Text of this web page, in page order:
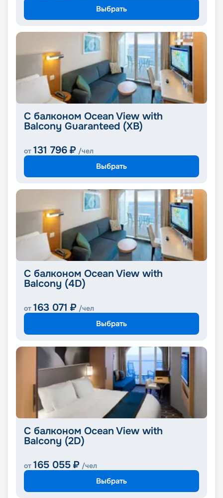
Выбрать
С балконом Ocean View with
Balcony Guaranteed (XB)
от 131 796 ₽ /чел
Выбрать
С балконом Ocean View with
Balcony (4D)
от 163 071 ₽ /чел
Выбрать
С балконом Ocean View with
Balcony (2D)
от 165 055 ₽ /чел
Выбрать